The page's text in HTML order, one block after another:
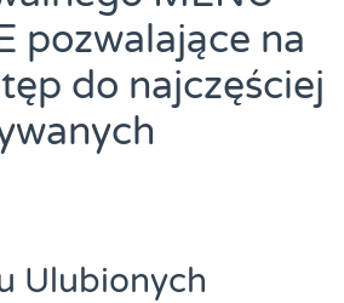
pozwalające na
do najczęściej
Ulubionych